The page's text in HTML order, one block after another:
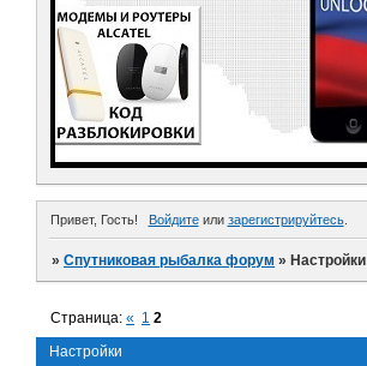
Привет, Гость! Войдитеили зарегистрируйтесь.
»Спутниковая рыбалка форум » Настройки
Настройки
Страница:« 1 2